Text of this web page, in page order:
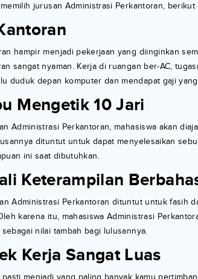
jurusan Administrasi Perkantoran,
hampir menjadi pekerjaan yang diinginkan
sangat nyaman. Kerja di ruangan ber-AC,
duduk depan komputer dan mendapat gaji
Mengetik 10 Jari
Administrasi Perkantoran, mahasiswa akan
dituntut untuk dapat menyelesaikan
ini saat dibutuhkan.
Keterampilan
Administrasi Perkantoran dituntut untuk fasih
karena itu, mahasiswa Administrasi
nilai tambah bagi lulusannya.
Kerja Sangat Luas